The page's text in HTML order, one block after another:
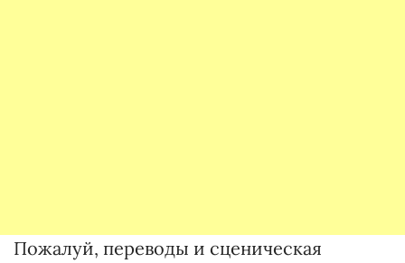
Пожалуй, переводы и сценическая